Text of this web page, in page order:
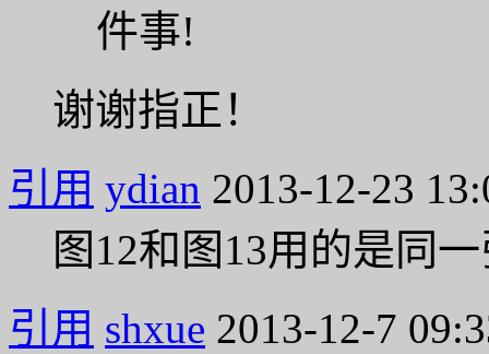
件事!
谢谢指正！
引用 ydian 2013-12-23
图12和图13用的是同
引用 shxue 2013-12-7